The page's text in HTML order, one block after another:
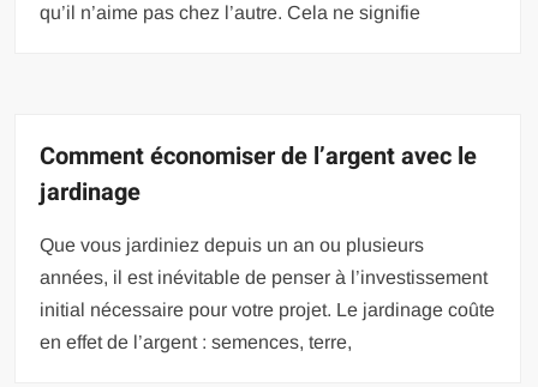
qu’il n’aime pas chez l’autre. Cela ne signifie
Comment économiser de l’argent avec le
jardinage
Que vous jardiniez depuis un an ou plusieurs
années, il est inévitable de penser à l’investissement
initial nécessaire pour votre projet. Le jardinage coûte
en effet de l’argent : semences, terre,